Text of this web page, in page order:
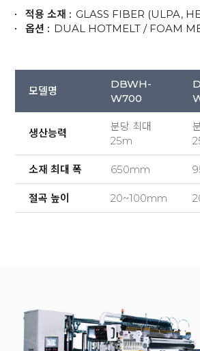
적용 소재 : GLASS FIBER (ULPA,
옵션 : DUAL HOTMELT / FOAM
모델명
DBWH-
W700
생산능력
분당 최대
25m
소재 최대 폭 650mm
절곡 높이 20~100mm